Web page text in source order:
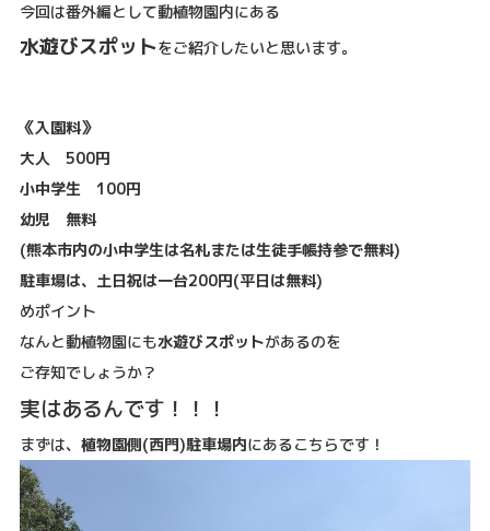
今回は番外編として動植物園内にある
水遊びスポットをご紹介したいと思います。
《入園料》
大人 500円
小中学生 100円
幼児 無料
(熊本市内の小中学生は名札または生徒手帳持参で無料)
駐車場は、土日祝は一台200円(平日は無料)
めポイント
なんと動植物園にも水遊びスポットがあるのを
ご存知でしょうか？
実はあるんです！！！
まずは、 植物園側(西門)駐車場内にあるこちらです！